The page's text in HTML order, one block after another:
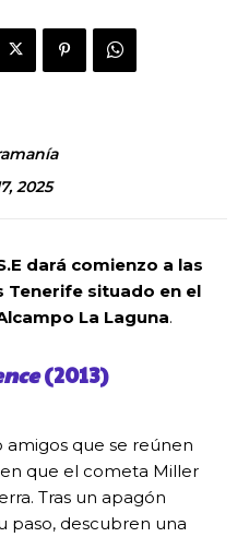
2025
dará comienzo a las
Tenerife situado en el
La Laguna.
(2013)
amigos que se reúnen
que el cometa Miller
Tras un apagón
paso, descubren una